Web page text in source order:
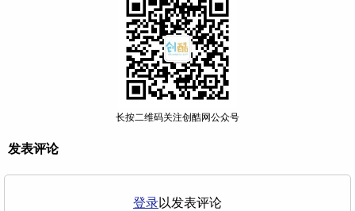
长按二维码关注创酷网公众号
发表评论
登录以发表评论